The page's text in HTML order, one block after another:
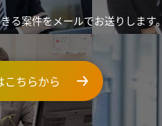
る案件をメールでお送りします。
こちらから